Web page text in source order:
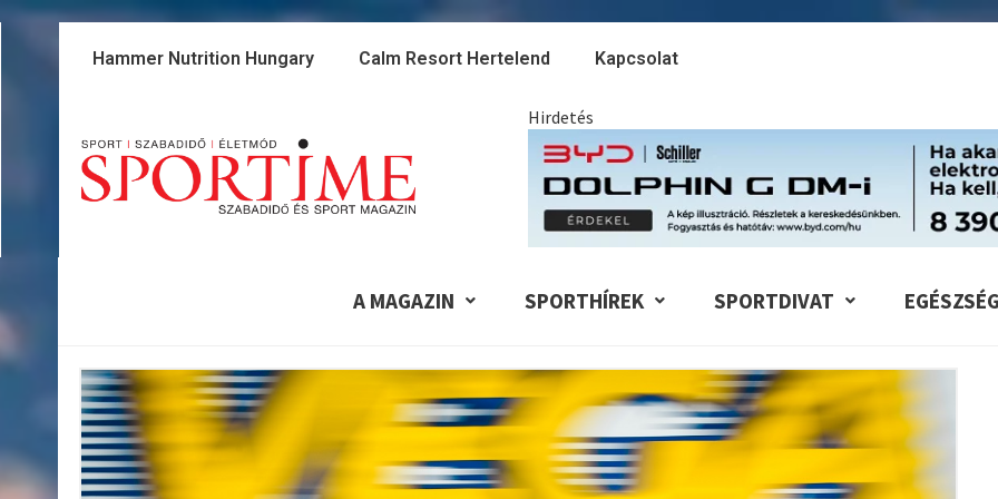
Skip
Hammer Nutrition Hungary Calm Resort Hertelend Kapcsolat
Hirdetés
A MAGAZIN SPORTHÍREK SPORTDIVAT EGÉSZSÉG